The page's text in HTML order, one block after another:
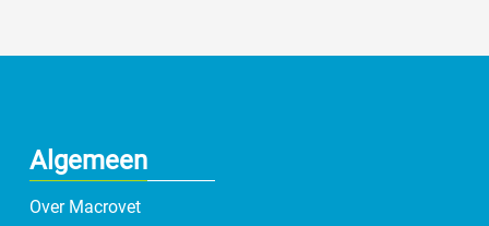
Algemeen
Over Macrovet